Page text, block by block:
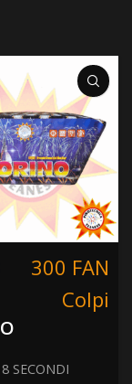
300 FAN
Colpi
SECONDI